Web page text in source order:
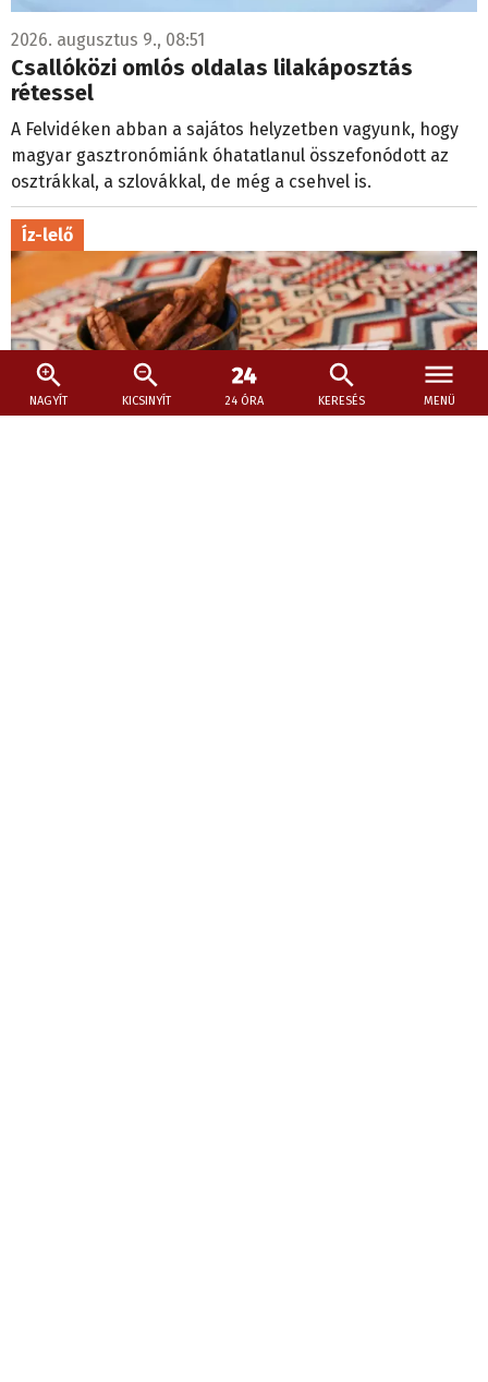
NAGYÍT KICSINYÍT 24 ÓRA KERESÉS MENÜ
2026. augusztus 9., 08:51
Csallóközi omlós oldalas lilakáposztás
rétessel
A Felvidéken abban a sajátos helyzetben vagyunk, hogy
magyar gasztronómiánk óhatatlanul összefonódott az
osztrákkal, a szlovákkal, de még a csehvel is.
Íz-lelő